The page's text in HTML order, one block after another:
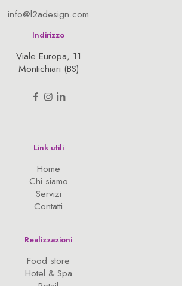
info@l2adesign.com
Indirizzo
Viale Europa, 11
Montichiari (BS)
Link utili
Home
Chi siamo
Servizi
Contatti
Realizzazioni
Food store
Hotel & Spa